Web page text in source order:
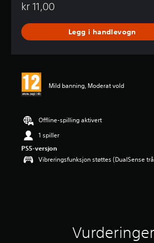
e
v
u
n
g
kr 11,00
Legg i handlevogn
Mild banning, Moderat vold
Offline-spilling aktivert
1 spiller
PS5-versjon
Vibreringsfunksjon støttes (DualSense
Vurderinger